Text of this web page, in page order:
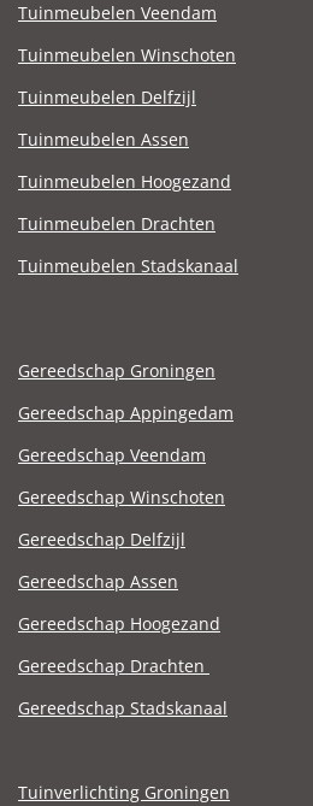
Tuinmeubelen Veendam
Tuinmeubelen Winschoten
Tuinmeubelen Delfzijl
Tuinmeubelen Assen
Tuinmeubelen Hoogezand
Tuinmeubelen Drachten
Tuinmeubelen Stadskanaal
Gereedschap Groningen
Gereedschap Appingedam
Gereedschap Veendam
Gereedschap Winschoten
Gereedschap Delfzijl
Gereedschap Assen
Gereedschap Hoogezand
Gereedschap Drachten
Gereedschap Stadskanaal
Tuinverlichting Groningen